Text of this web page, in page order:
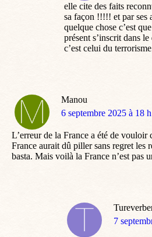
elle cite des faits
sa façon !!!!! et par ses
quelque chose c’est
présent s’inscrit dans
c’est celui du
Manou
dit
6 septembre 2025 à 18
L’erreur de la France a été de vouloir
France aurait dû piller sans regret les
basta. Mais voilà la France n’est pas
dit
7